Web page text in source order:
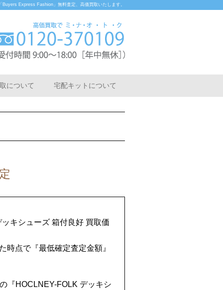
Express Fashion」無料査定、高価買取いたします。
について 宅配キットについて
キシューズ 箱付良好 買取価
点で『最低確定査定金額』
『HOCLNEY-FOLK デッキシ